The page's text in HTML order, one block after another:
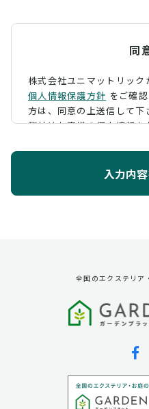
同
株式会社ユニマットリッ
個人情報保護方針 をご確認
方は、同意の上送信して下
弊社はお客様の個人情報
ように定め、保護に努めて
第三者への提供
弊社は法律で定められて
個人情報の取扱い業
弊社は事業運営上、お客
入力内
全国のエクステリア